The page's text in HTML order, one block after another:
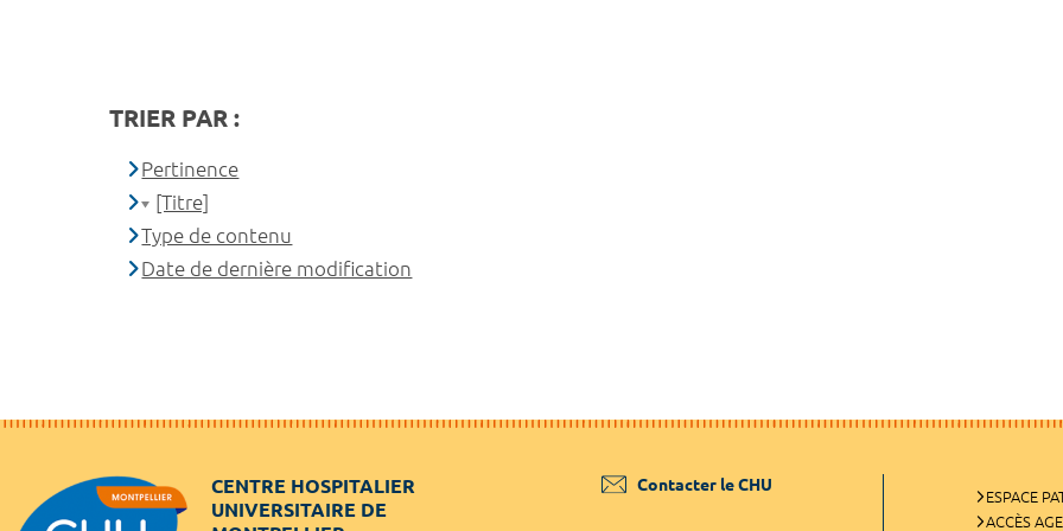
TRIER PAR :
Pertinence
[Titre]
Type de contenu
Date de dernière modification
CENTRE HOSPITALIER
UNIVERSITAIRE DE
Contacter le CHU
ESPACE
ACCÈS